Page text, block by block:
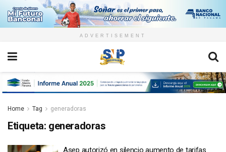
ADVERTISEMENT
Home Tag generadoras
Etiqueta: generadoras
Asep autorizó en silencio aumento de tarifas